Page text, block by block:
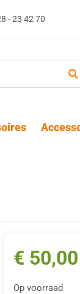
- 23 42 70
€ 50,00
Op voorraad